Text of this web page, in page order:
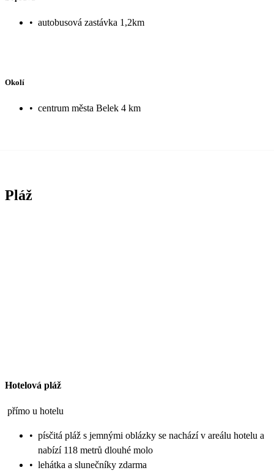
• autobusová zastávka 1,2km
Okolí
• centrum města Belek 4 km
Pláž
Hotelová pláž
přímo u hotelu
• písčitá pláž s jemnými oblázky se nachází v areálu hotelu a
nabízí 118 metrů dlouhé molo
• lehátka a slunečníky zdarma